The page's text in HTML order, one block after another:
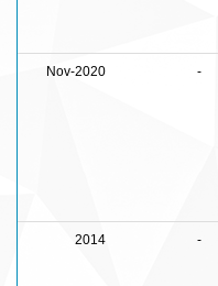
Nov-2020 -
2014 -